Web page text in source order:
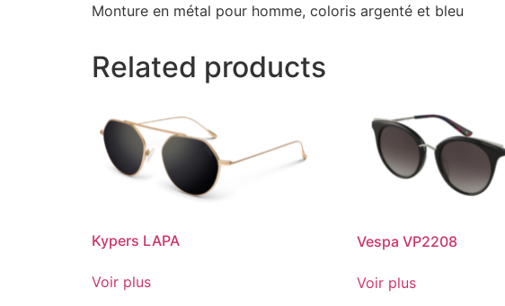
Monture en métal pour homme, coloris argenté et bleu
Related products
Kypers LAPA
Voir plus
Vespa VP2208
Voir plus